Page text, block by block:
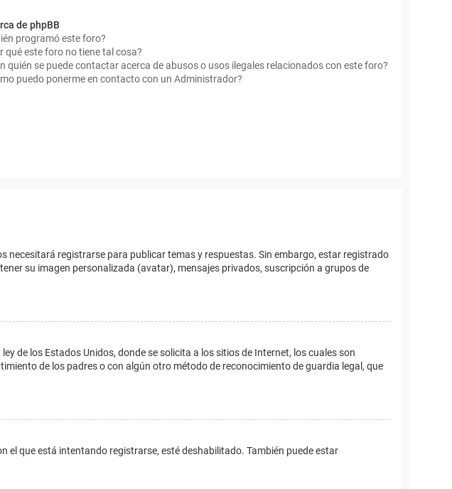
de phpBB
programó este foro?
qué este foro no tiene tal cosa?
quién se puede contactar acerca de abusos o usos ilegales relacionados con este foro?
puedo ponerme en contacto con un Administrador?
necesitará registrarse para publicar temas y respuestas. Sin embargo, estar registrado
su imagen personalizada (avatar), mensajes privados, suscripción a grupos de
de los Estados Unidos, donde se solicita a los sitios de Internet, los cuales son
de los padres o con algún otro método de reconocimiento de guardia legal, que
el que está intentando registrarse, esté deshabilitado. También puede estar